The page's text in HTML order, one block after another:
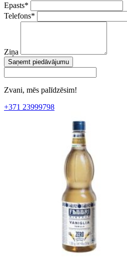
Epasts*
Telefons*
Ziņa
Saņemt piedāvājumu
Zvani, mēs palīdzēsim!
+371 23999798